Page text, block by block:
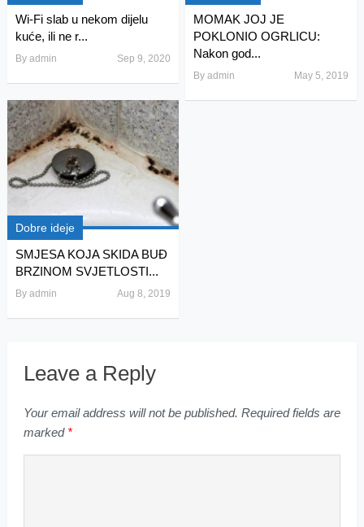
Wi-Fi slab u nekom dijelu
kuće, ili ne r...
By admin Sep 9, 2020
MOMAK JOJ JE
POKLONIO OGRLICU:
Nakon god...
Byadmin May 5, 2019
Dobre ideje
SMJESA KOJA SKIDA BUĐ
BRZINOM SVJETLOSTI...
By admin Aug 8, 2019
Leave a Reply
Your email address will not be published. Required fields are
marked *